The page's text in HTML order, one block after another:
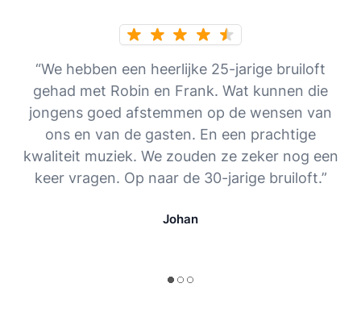
“We hebben een heerlijke 25-jarige bruiloft
gehad met Robin en Frank. Wat kunnen die
jongens goed afstemmen op de wensen van
ons en van de gasten. En een prachtige
kwaliteit muziek. We zouden ze zeker nog een
keer vragen. Op naar de 30-jarige bruiloft.”
Johan